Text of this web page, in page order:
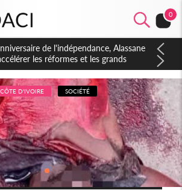
0
Amadou Oury Bah admire le modèle
pour accélérer le développement
CÔTE D'IVOIRE SOCIÉTÉ